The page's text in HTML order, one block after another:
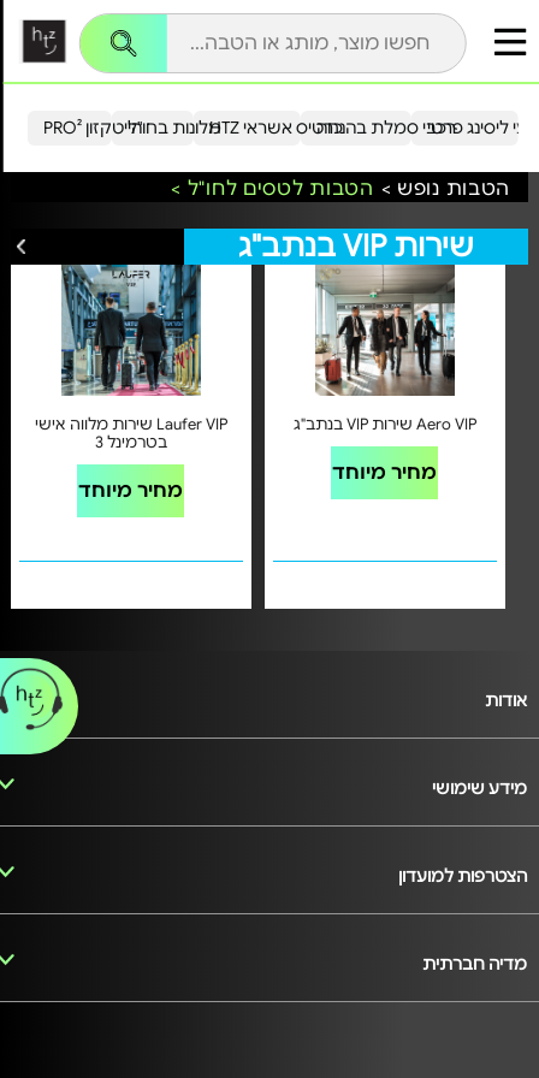
הייטקזון PRO²מלונות בחו"ל כרטיס אשראי HTZ ליסינג פרטירכבי סמלת בהנחה
הטבות נופש > הטבות לטסים לחו"ל >
שירות VIP בנתב"ג לכל הצעות שירות VIP בנתב"ג
Laufer VIP שירות מלווה אישי
בטרמינל 3
מחיר מיוחד
Aero VIP שירות VIP בנתב"ג
מחיר מיוחד
אודות
מידע שימושי
הצטרפות למועדון
מדיה חברתית